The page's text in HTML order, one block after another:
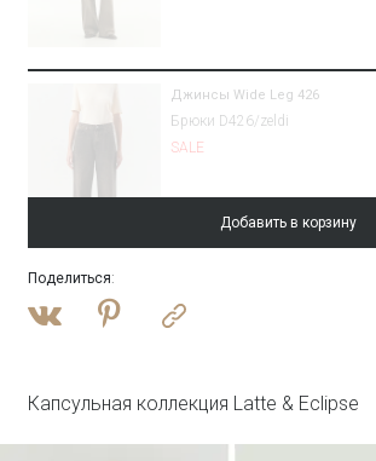
Джинсы Wide Leg 426
Брюки D426/zeldi
SALE
Полупальто-халат из шерсти
Добавить в корзину
Поделиться:
Капсульная коллекция Latte & Eclipse